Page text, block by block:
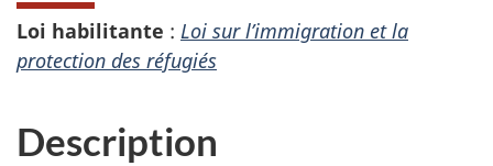
Loi habilitante : Loi sur l’immigration et la
protection des réfugiés
Description